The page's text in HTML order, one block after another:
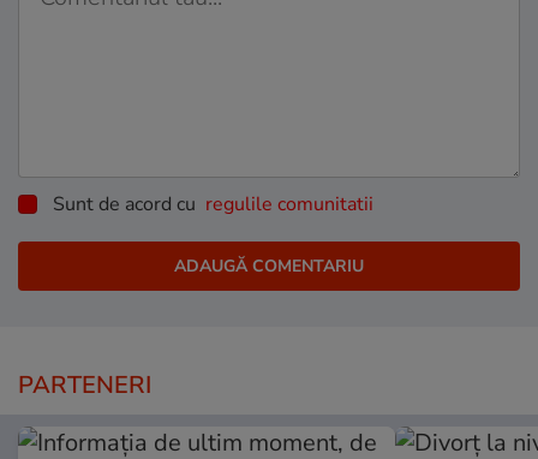
Sunt de acord cu regulile comunitatii
PARTENERI